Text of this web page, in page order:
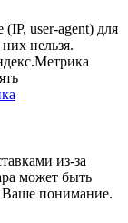
user-agent) для
нельзя.
из-за
может быть
Ваше понимание.